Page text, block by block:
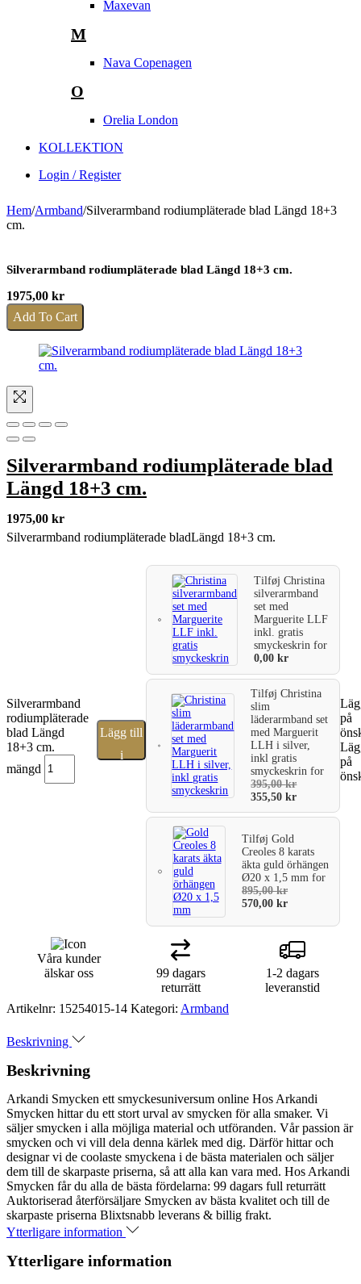
Maxevan
M
Nava Copenagen
O
Orelia London
KOLLEKTION
Login / Register
Hem/Armband/Silverarmband rodiumpläterade blad Längd 18+3
cm.
Silverarmband rodiumpläterade blad Längd 18+3 cm.
1975,00 kr
Add To Cart
Silverarmband rodiumpläterade blad
Längd 18+3 cm.
1975,00 kr
Silverarmband rodiumpläterade bladLängd 18+3 cm.
Silverarmband
rodiumpläterade
blad Längd
18+3 cm.
mängd
Lägg till
i
TilføjChristina
silverarmband
set med
Marguerite LLF
inkl. gratis
smyckeskrinfor
0,00kr
TilføjChristina
slim
läderarmband set
med Marguerit
LLH i silver,
inkl gratis
smyckeskrinfor
395,00kr
355,50kr
TilføjGold
Creoles 8 karats
äkta guld örhängen
Ø20 x 1,5 mmfor
895,00kr
570,00kr
på
på
Våra kunder
älskar oss
99 dagars
returrätt
1-2 dagars
leveranstid
Artikelnr: 15254015-14 Kategori: Armband
Beskrivning
Beskrivning
Arkandi Smycken ett smyckesuniversum online Hos Arkandi
Smycken hittar du ett stort urval av smycken för alla smaker. Vi
säljer smycken i alla möjliga material och utföranden. Vår passion är
smycken och vi vill dela denna kärlek med dig. Därför hittar och
designar vi de coolaste smyckena i de bästa materialen och säljer
dem till de skarpaste priserna, så att alla kan vara med. Hos Arkandi
Smycken får du alla de bästa fördelarna: 99 dagars full returrätt
Auktoriserad återförsäljare Smycken av bästa kvalitet och till de
skarpaste priserna Blixtsnabb leverans & billig frakt.
Ytterligare information
Ytterligare information